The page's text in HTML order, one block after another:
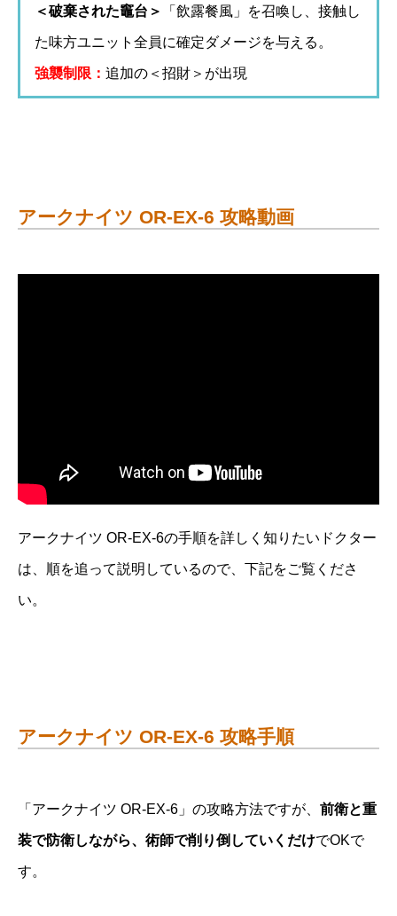
＜破棄された竈台＞ 「飲露餐風」を召喚し、接触し
た味方ユニット全員に確定ダメージを与える。
強襲制限： 追加の＜招財＞が出現
アークナイツ OR-EX-6 攻略動画
アークナイツ OR-EX-6の手順を詳しく知りたいドクター
は、順を追って説明しているので、下記をご覧くださ
い。
アークナイツ OR-EX-6 攻略手順
「アークナイツ OR-EX-6」の攻略方法ですが、 前衛と重
装で防衛しながら、術師で削り倒していくだけでOKで
す。